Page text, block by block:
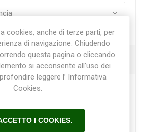
Recapiti
cookies, anche di terze parti, per
di navigazione. Chiudendo
questa pagina o cliccando
si acconsente all’uso dei
leggere l’ Informativa
Cookies.
I COOKIES.